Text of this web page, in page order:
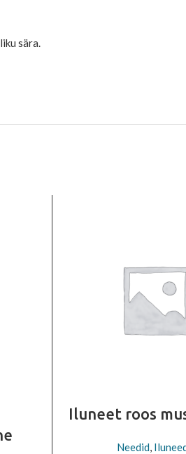
sära.
Iluneet roos
Needid,